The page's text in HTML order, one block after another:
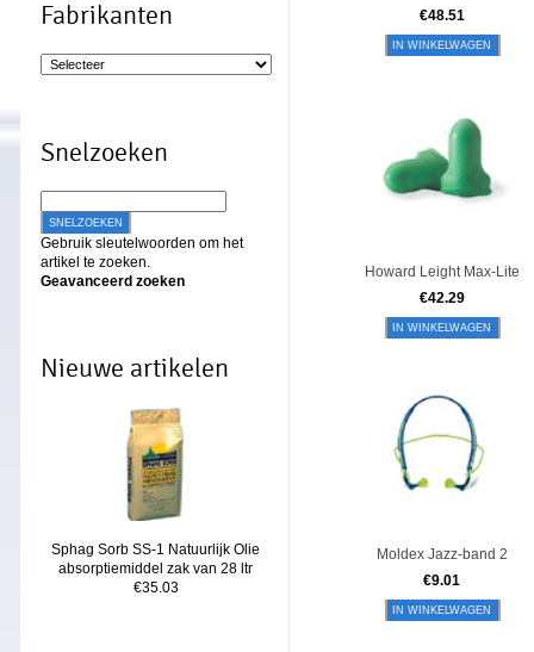
Fabrikanten
Snelzoeken
SNELZOEKEN
Gebruik sleutelwoorden om het
artikel te zoeken.
Geavanceerd zoeken
Nieuwe artikelen
Sphag Sorb SS-1 Natuurlijk Olie
absorptiemiddel zak van 28 ltr
€35.03
€48.51
IN WINKELWAGEN
Howard Leight Max-Lite
€42.29
IN WINKELWAGEN
Moldex Jazz-band 2
€9.01
IN WINKELWAGEN